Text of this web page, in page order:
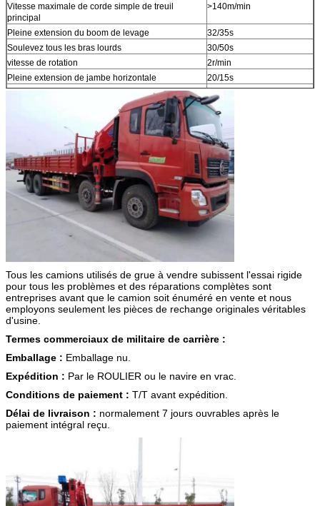
Vitesse maximale de corde simple de treuil
principal
>140m/min
Pleine extension du boom de levage
32/35s
Soulevez tous les bras lourds
30/50s
vitesse de rotation
2r/min
Pleine extension de jambe horizontale
20/15s
Jambes verticales entièrement fermées
Tous les camions utilisés de grue à vendre subissent l'essai rigide
pour tous les problèmes et des réparations complètes sont
entreprises avant que le camion soit énuméré en vente et nous
employons seulement les pièces de rechange originales véritables
d'usine.
Termes commerciaux de militaire de carrière :
Emballage : Emballage nu.
Expédition : Par le ROULIER ou le navire en vrac.
Conditions de paiement : T/T avant expédition.
Délai de livraison : normalement 7 jours ouvrables après le
paiement intégral reçu.